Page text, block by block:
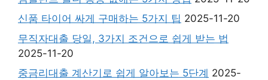
신품 타이어 싸게 구매하는 5가지 팁 2025-11-20
무직자대출 당일, 3가지 조건으로 쉽게 받는 법
2025-11-20
중금리대출 계산기로 쉽게 알아보는 5단계 2025-